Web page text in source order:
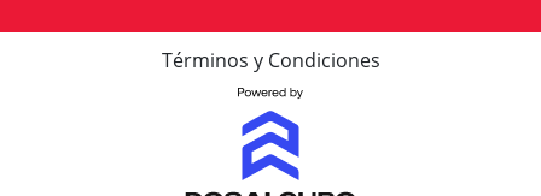
Términos y Condiciones